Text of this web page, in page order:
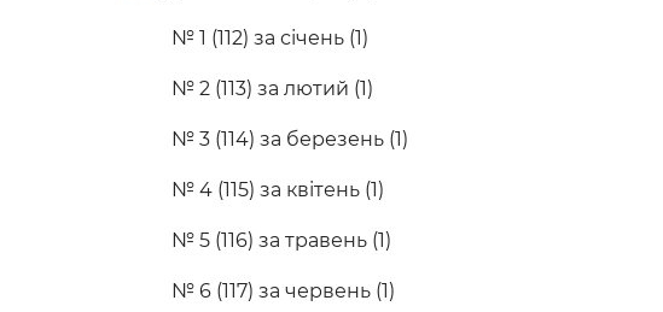
№ 1 (112) за січень (1)
№ 2 (113) за лютий (1)
№ 3 (114) за березень (1)
№ 4 (115) за квітень (1)
№ 5 (116) за травень (1)
№ 6 (117) за червень (1)